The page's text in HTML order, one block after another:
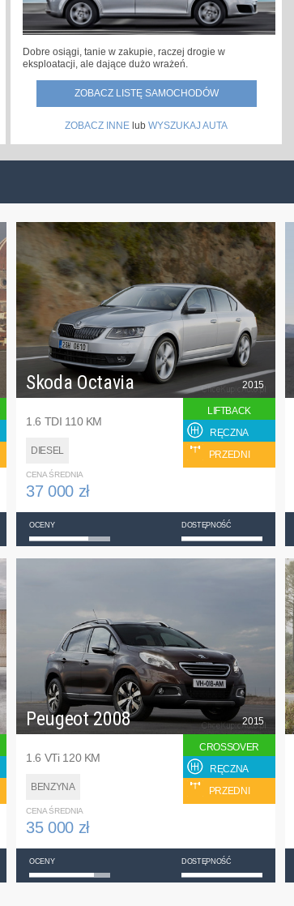
Dobre osiągi, tanie w zakupie, raczej drogie w
eksploatacji, ale dające dużo wrażeń.
ZOBACZ LISTĘ SAMOCHODÓW
ZOBACZ INNE lub WYSZUKAJ AUTA
Skoda Octavia
1.6 TDI 110 KM
DIESEL
2015
LIFTBACK
RĘCZNA
PRZEDNI
CENA ŚREDNIA
37 000 zł
OCENY DOSTĘPNOŚĆ
Peugeot 2008
1.6 VTi 120 KM
BENZYNA
2015
CROSSOVER
RĘCZNA
PRZEDNI
CENA ŚREDNIA
35 000 zł
OCENY DOSTĘPNOŚĆ